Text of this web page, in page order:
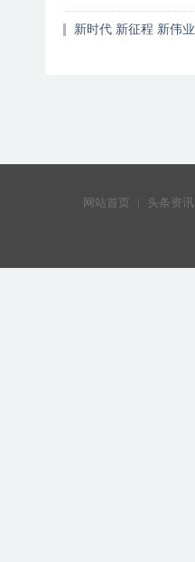
新时代 新征程 新伟业
网站首页 | 头条资讯